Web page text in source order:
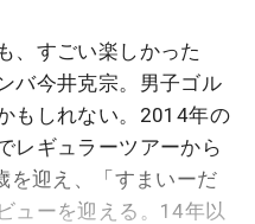
、すごい楽しかった
バ今井克宗。男子ゴル
もしれない。2014年の
レギュラーツアーから
を迎え、「すまいーだ
ューを迎える。14年以